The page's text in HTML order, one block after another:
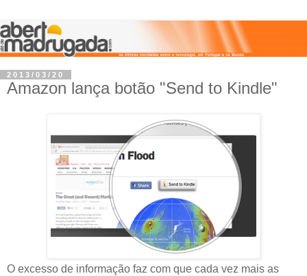
2013/03/20
Amazon lança botão "Send to Kindle"
O excesso de informação faz com que cada vez mais as